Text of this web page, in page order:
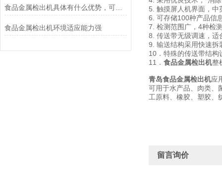
食品金属检出机具体有什么优势，可用在哪些地方？
食品金属检出机环境适应能力强
5. 触摸屏人机界面，
6. 可存储100种产品信
7. 检测范围广，4种检
8. 传送带无级调速，适
9. 输送结构采用快速拆
10．特殊的传送带结构
11． 食品金属检出机整
青岛食品金属检出机
可用于水产品、肉类、
工原料、橡胶、塑
留言询价